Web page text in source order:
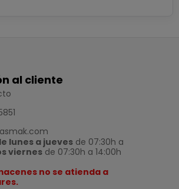
al cliente
lunes a jueves de 07:30h a
viernes de 07:30h a 14:00h
no se atienda a